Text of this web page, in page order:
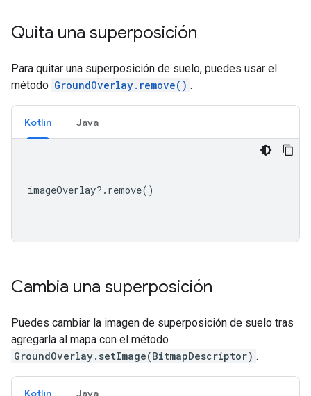
Quita una superposición
Para quitar una superposición de suelo, puedes usar el
método GroundOverlay.remove() .
Kotlin Java
imageOverlay?. remove()
Cambia una superposición
Puedes cambiar la imagen de superposición de suelo tras
agregarla al mapa con el método
GroundOverlay.setImage(BitmapDescriptor) .